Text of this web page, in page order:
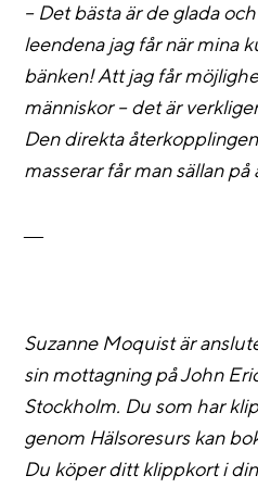
– Det bästa är de glada
leendena jag får när mina
bänken! Att jag får
människor – det är
Den direkta
masserar får man sällan
Suzanne Moquist är
sin mottagning på John
Stockholm. Du som har
genom Hälsoresurs kan
Du köper ditt klippkort i